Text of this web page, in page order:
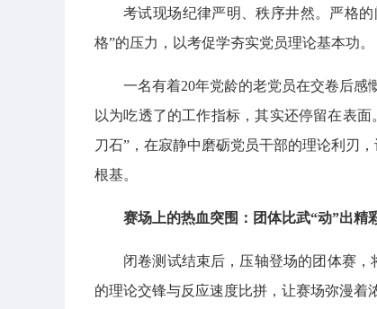
考试现场纪律严明、秩序井然。严格
格”的压力，以考促学夯实党员理论基本功。
一名有着20年党龄的老党员在交卷后
以为吃透了的工作指标，其实还停留在表
刀石”，在寂静中磨砺党员干部的理论利刃
根基。
赛场上的热血突围：团体比武“动”出精
闭卷测试结束后，压轴登场的团体赛
的理论交锋与反应速度比拼，让赛场弥漫着